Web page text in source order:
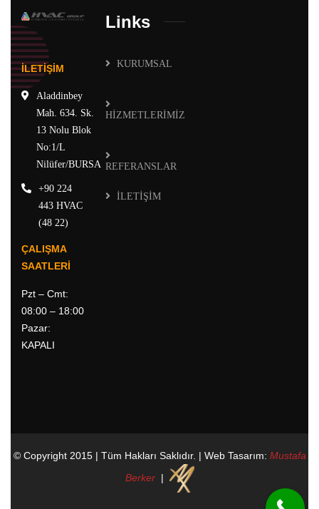
İLETİŞİM
Aladdinbey
Mah. 634. Sk.
13 Nolu Blok
No:1/L
Nilüfer/BURSA
+90 224
443 HVAC
(48 22)
ÇALIŞMA
SAATLERİ
Pzt – Cmt:
08:00 – 18:00
Pazar:
KAPALI
Links
KURUMSAL
HİZMETLERİMİZ
REFERANSLAR
İLETİŞİM
© Copyright 2015 | Tüm Hakları Saklıdır. | Web Tasarım: Mustafa
Berker|